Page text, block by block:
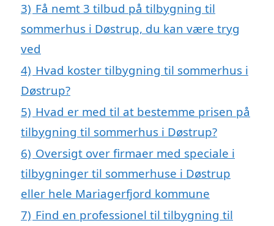
3) Få nemt 3 tilbud på tilbygning til
sommerhus i Døstrup, du kan være tryg
ved
4) Hvad koster tilbygning til sommerhus i
Døstrup?
5) Hvad er med til at bestemme prisen på
tilbygning til sommerhus i Døstrup?
6) Oversigt over firmaer med speciale i
tilbygninger til sommerhuse i Døstrup
eller hele Mariagerfjord kommune
7) Find en professionel til tilbygning til